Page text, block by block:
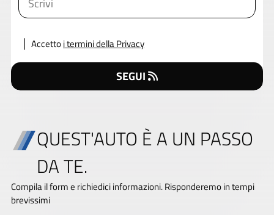
Accettoi termini della Privacy
SEGUI
QUEST'AUTO È A UN PASSO
DA TE.
Compila il form e richiedici informazioni. Risponderemo in tempi
brevissimi